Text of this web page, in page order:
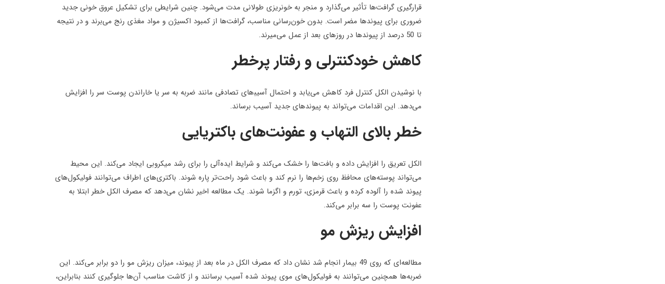
قرارگیری گرافت‌ها تأثیر می‌گذارد و منجر به خونریزی طولانی مدت می‌شود. چنین شرایطی برای تشکیل عروق خونی جدید
ضروری برای پیوندها مضر است. بدون خون‌رسانی مناسب، گرافت‌ها از کمبود اکسیژن و مواد مغذی رنج می‌برند و در نتیجه
تا 50 درصد از پیوندها در روزهای بعد از عمل می‌میرند.
کاهش خودکنترلی و رفتار پرخطر
با نوشیدن الکل کنترل فرد کاهش می‌یابد و احتمال آسیب‍‌های تصادفی مانند ضربه به سر یا خاراندن پوست سر را افزایش
می‌دهد. این اقدامات می‌تواند به پیوندهای جدید آسیب برساند.
خطر بالای التهاب و عفونت‌های باکتریایی
الکل تعریق را افزایش داده و بافت‌ها را خشک می‌کند و شرایط ایده‌آلی را برای رشد میکروبی ایجاد می‌کند. این محیط
می‌تواند پوسته‌های محافظ روی زخم‌ها را نرم کند و باعث شود راحت‌تر پاره شوند. باکتری‌های اطراف می‌توانند فولیکول‌های
پیوند شده را آلوده کرده و باعث قرمزی، تورم و اگزما شوند. یک مطالعه اخیر نشان می‌دهد که مصرف الکل خطر ابتلا به
عفونت پوست را سه برابر می‌کند.
افزایش ریزش مو
مطالعه‌ای که روی 49 بیمار انجام شد نشان داد که مصرف الکل در ماه بعد از پیوند، میزان ریزش مو را دو برابر می‌کند. این
ضربه‌ها همچنین می‌توانند به فولیکول‌های موی پیوند شده آسیب برسانند و از کاشت مناسب آن‌ها جلوگیری کنند بنابراین،